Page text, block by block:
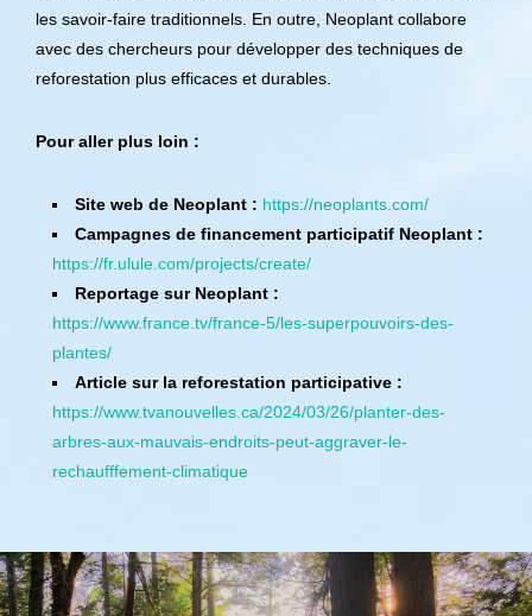
les savoir-faire traditionnels. En outre, Neoplant collabore
avec des chercheurs pour développer des techniques de
reforestation plus efficaces et durables.
Pour aller plus loin :
Site web de Neoplant : https://neoplants.com/
Campagnes de financement participatif Neoplant :
https://fr.ulule.com/projects/create/
Reportage sur Neoplant :
https://www.france.tv/france-5/les-superpouvoirs-des-
plantes/
Article sur la reforestation participative :
https://www.tvanouvelles.ca/2024/03/26/planter-des-
arbres-aux-mauvais-endroits-peut-aggraver-le-
rechaufffement-climatique